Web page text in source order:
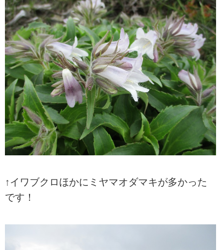
↑イワブクロほかにミヤマオダマキが多かった
です！